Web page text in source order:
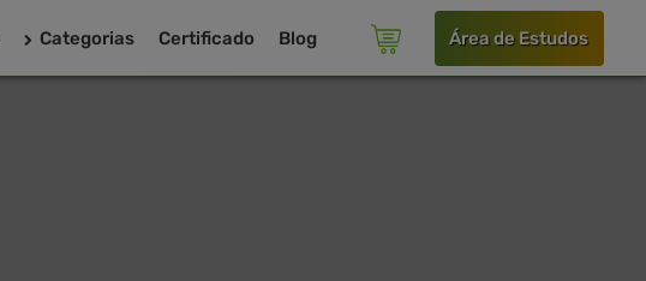
Categorias Certificado Blog Área de Estudos